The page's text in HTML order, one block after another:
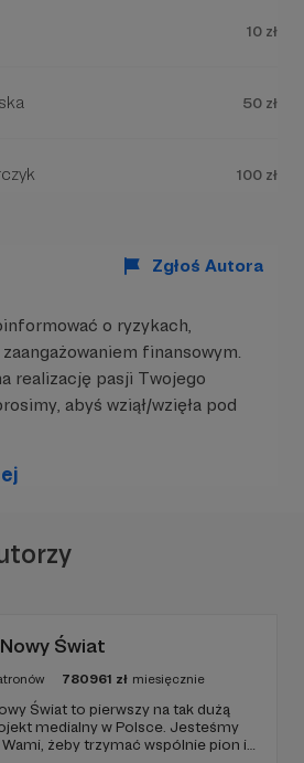
10 zł
50 zł
100 zł
Zgłoś Autora
o ryzykach,
finansowym.
realizację pasji Twojego
abyś wziął/wzięła pod
Świat
780961 zł miesięcznie
Świat to pierwszy na tak dużą
medialny w Polsce. Jesteśmy
żeby trzymać wspólnie pion i